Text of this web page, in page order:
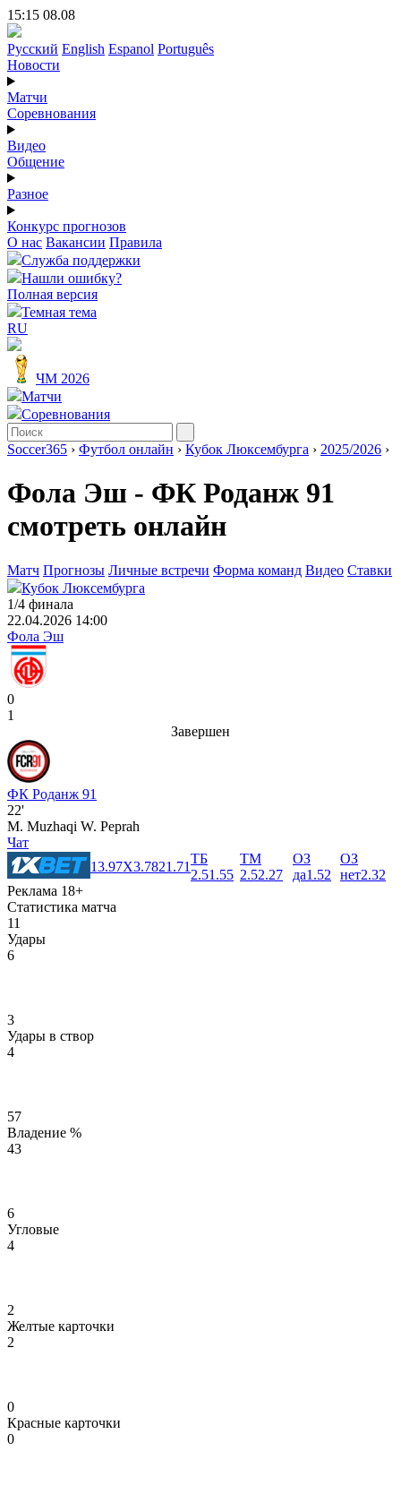
15:15 08.08
Русский English Espanol Português
Новости
Матчи
Соревнования
Видео
Общение
Разное
Конкурс прогнозов
О нас Вакансии Правила
Служба поддержки
Нашли ошибку?
Полная версия
Темная тема
RU
ЧМ 2026
Матчи
Соревнования
Soccer365 › Футбол онлайн › Кубок Люксембурга › 2025/2026 ›
Фола Эш - ФК Роданж 91
смотреть онлайн
Матч Прогнозы Личные встречи Форма команд Видео Ставки
Кубок Люксембурга
1/4 финала
22.04.2026 14:00
Фола Эш
0
1
Завершен
ФК Роданж 91
22'
M. Muzhaqi W. Peprah
Чат
13.97X3.7821.71
ТБ
2.51.55
ТМ
2.52.27
ОЗ
да1.52
ОЗ
нет2.32
Реклама 18+
Статистика матча
11
Удары
6
3
Удары в створ
4
57
Владение %
43
6
Угловые
4
2
Желтые карточки
2
0
Красные карточки
0